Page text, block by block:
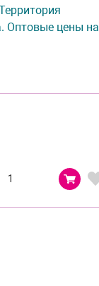
Оптовые цены на